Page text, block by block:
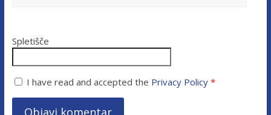
Spletišče
I have read and accepted the Privacy Policy*